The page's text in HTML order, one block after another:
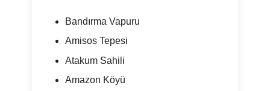
Bandırma Vapuru
Amisos Tepesi
Atakum Sahili
Amazon Köyü